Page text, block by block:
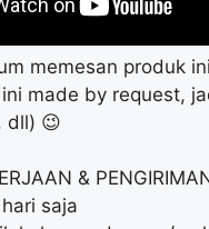
memesan produk
made by request,
dll) 😉
&
saja